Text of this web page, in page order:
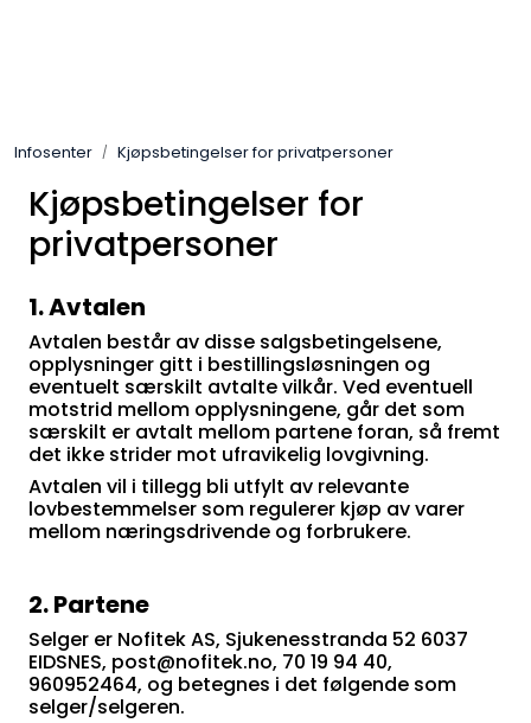
Infosenter Kjøpsbetingelser for privatpersoner
Kjøpsbetingelser for
privatpersoner
1. Avtalen
Avtalen består av disse salgsbetingelsene,
opplysninger gitt i bestillingsløsningen og
eventuelt særskilt avtalte vilkår. Ved eventuell
motstrid mellom opplysningene, går det som
særskilt er avtalt mellom partene foran, så fremt
det ikke strider mot ufravikelig lovgivning.
Avtalen vil i tillegg bli utfylt av relevante
lovbestemmelser som regulerer kjøp av varer
mellom næringsdrivende og forbrukere.
2. Partene
Selger er Nofitek AS, Sjukenesstranda 52 6037
EIDSNES, post@nofitek.no, 70 19 94 40,
960952464, og betegnes i det følgende som
selger/selgeren.
Batteri / Booster / Lader
Bekledning / Hansker / Vern
Filter
Kjemi
OUTLET